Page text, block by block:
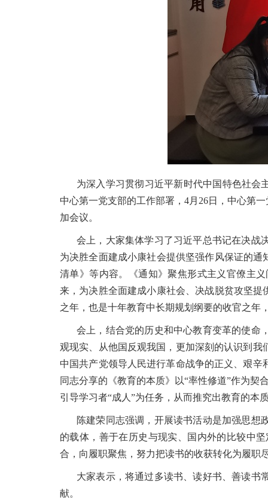
为深入学习贯彻习近平新时代中国特色社会
中心第一党支部的工作部署，4月26日，中心第
加会议。
会上，大家集体学习了习近平总书记在决战
为决胜全面建成小康社会提供坚强作风保证的
清单》等内容。《通知》聚焦形式主义官僚主
来，为决胜全面建成小康社会、决战脱贫攻坚提
之年，也是十年教育中长期规划纲要的收官之年
会上，结合党的历史和中心教育变革的使命
观现实、从他国反观我国，更加深刻的认识到
中国共产党领导人民进行革命战争的正义、艰
同志分享的《教育的本质》以“率性修道”作为契
引导学习者“成人”为任务，从而推究出教育的本
陈建荣同志强调，开展读书活动是加强思想
的载体，善于在历史与现实、国内外的比较中
合，向履职聚焦，努力把读书的收获转化为履职
大家表示，将通过多读书、读好书、善读书
献。